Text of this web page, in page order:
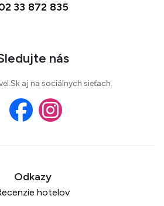
33 872 835
nás
aj na sociálnych sieťach.
hotelov